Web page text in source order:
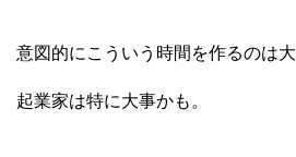
意図的にこういう時間を作るのは
起業家は特に大事かも。